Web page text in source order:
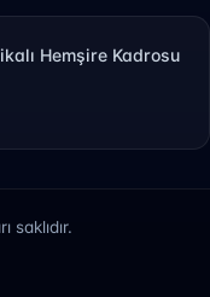
Hemşire Kadrosu
saklıdır.